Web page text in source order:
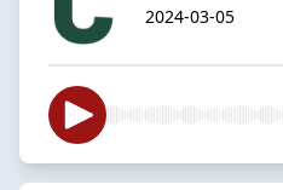
2024-03-05